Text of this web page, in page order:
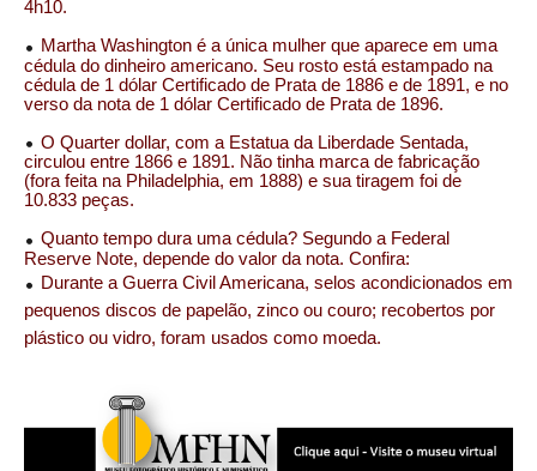
4h10.
Martha Washington é a única mulher que aparece em uma
cédula do dinheiro americano. Seu rosto está estampado na
cédula de 1 dólar Certificado de Prata de 1886 e de 1891, e no
verso da nota de 1 dólar Certificado de Prata de 1896.
O Quarter dollar, com a Estatua da Liberdade Sentada,
circulou entre 1866 e 1891. Não tinha marca de fabricação
(fora feita na Philadelphia, em 1888) e sua tiragem foi de
10.833 peças.
Quanto tempo dura uma cédula? Segundo a Federal
Reserve Note, depende do valor da nota. Confira:
Durante a Guerra Civil Americana, selos acondicionados em
pequenos discos de papelão, zinco ou couro; recobertos por
plástico ou vidro, foram usados como moeda.